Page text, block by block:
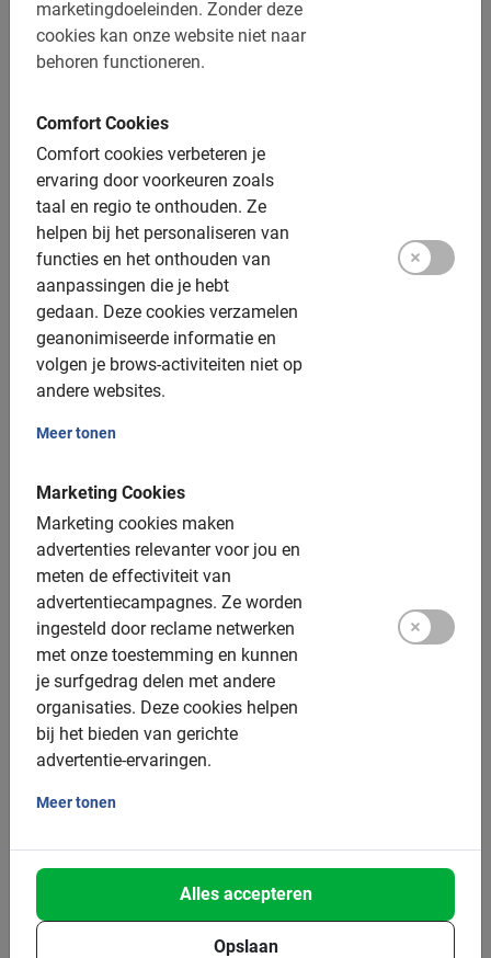
marketingdoeleinden. Zonder deze
cookies kan onze website niet naar
behoren functioneren.
Comfort Cookies
Comfort cookies verbeteren je
ervaring door voorkeuren zoals
taal en regio te onthouden. Ze
helpen bij het personaliseren van
functies en het onthouden van
aanpassingen die je hebt
gedaan. Deze cookies verzamelen
geanonimiseerde informatie en
volgen je brows-activiteiten niet op
andere websites.
Meer tonen
Marketing Cookies
Marketing cookies maken
advertenties relevanter voor jou en
meten de effectiviteit van
advertentiecampagnes. Ze worden
ingesteld door reclame netwerken
met onze toestemming en kunnen
je surfgedrag delen met andere
organisaties. Deze cookies helpen
bij het bieden van gerichte
advertentie-ervaringen.
Meer tonen
Opslaan
Alles accepteren
Gratis wijzigen of annuleren tot 24 uur vooraf
Toegankelijk voor alle fietsers
Inclusief:
Gebruik van de fiets
De Nederlandse gids
Een top ervaring!
Fotomomenten
Extra opties:
Kinderzitjes: beschikbaar, enkel achterop, tot 25kg,
vooraf boeken (gratis)
Tandems: op aanvraag
Elektrische fiets: ja, €10 toeslag, vooraf boeken
Helmen: beschikbaar
Groepsgrootte:
Boekbaar voor groepen van: 2 tot 200 deelnemers
Per 15 deelnemers wordt een extra gids ingezet
Bij grotere groepen zetten we meer gidsen in